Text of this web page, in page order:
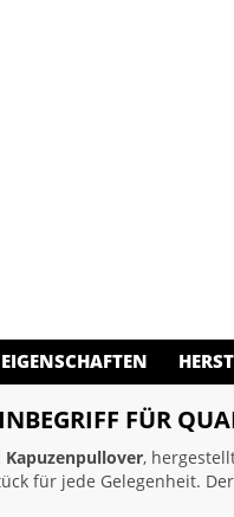
EIGENSCHAFTEN
FÜR
Kapuzenpullover,
für jede Gelegenheit. Der